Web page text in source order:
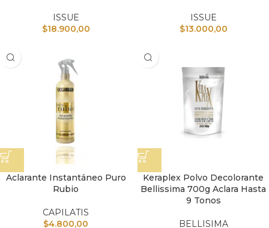
ISSUE
$18.900,00
ISSUE
$13.000,00
Aclarante Instantáneo Puro
Rubio
CAPILATIS
$4.800,00
Keraplex Polvo Decolorante
Bellissima 700g Aclara Hasta
9 Tonos
BELLISIMA